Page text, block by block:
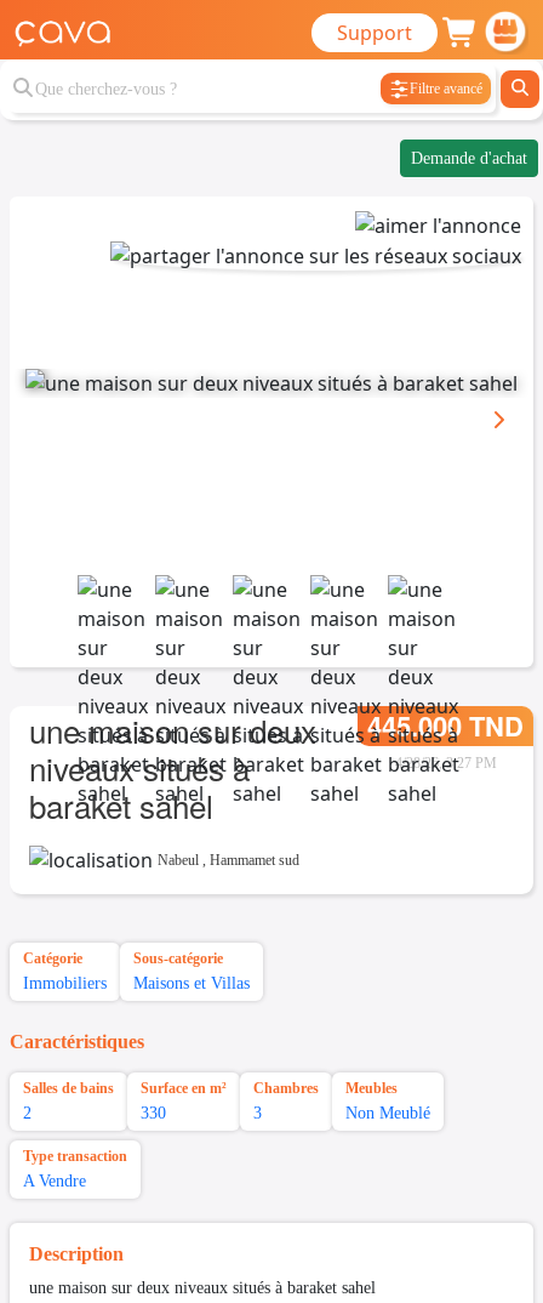
Support
Filtre avancé
Demande d'achat
une maison sur deux
niveaux situés à
baraket sahel
445.000 TND
4/28/26, 3:27 PM
Nabeul , Hammamet sud
Catégorie
Immobiliers
Sous-catégorie
Maisons et Villas
Caractéristiques
Salles de bains
2
Surface en m²
330
Chambres
3
Meubles
Non Meublé
Type transaction
A Vendre
Description
une maison sur deux niveaux situés à baraket sahel